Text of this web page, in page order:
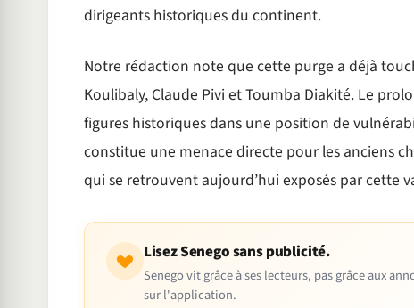
dirigeants historiques du continent.
Notre rédaction note que cette purge a déjà
Koulibaly, Claude Pivi et Toumba Diakité. Le
figures historiques dans une position de
constitue une menace directe pour les anciens
qui se retrouvent aujourd’hui exposés par cette
Lisez Senego sans publicité.
Senego vit grâce à ses lecteurs, pas grâce aux
sur l'application.